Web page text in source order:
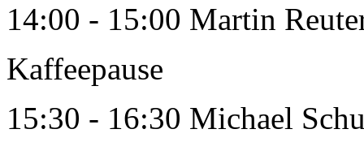
14:00 - 15:00 Martin
Kaffeepause
15:30 - 16:30 Michael